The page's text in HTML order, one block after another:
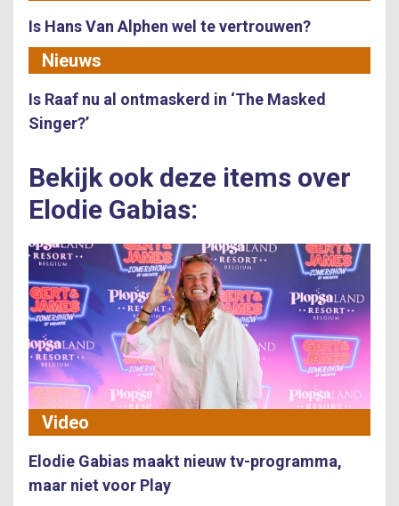
Is Hans Van Alphen wel te vertrouwen?
Nieuws
Is Raaf nu al ontmaskerd in ‘The Masked
Singer?’
Bekijk ook deze items over
Elodie Gabias:
Video
Elodie Gabias maakt nieuw tv-programma,
maar niet voor Play